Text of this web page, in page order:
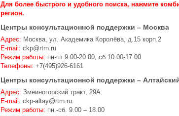
Для более быстрого и удобного поиска, нажмите
регион.
Центры консультационной поддержки – Москва
Адрес: Москва, ул. Академика Королёва, д.15 корп.2
E-mail: ckp@rtrn.ru
Режим работы: пн-пт 9.00-20.00, сб 10.00-17.00
Телефоны: +7(495)926-6161
Центры консультационной поддержки –
Адрес: Змеиногорский тракт, 29А.
E-mail: ckp-altay@rtrn.ru.
Режим работы: пн.-сб. 9.00 – 18.00